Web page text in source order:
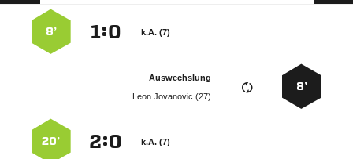
k.A. (7)
:
8’
8’
Auswechslung
  
k.A. (7)
:
20’